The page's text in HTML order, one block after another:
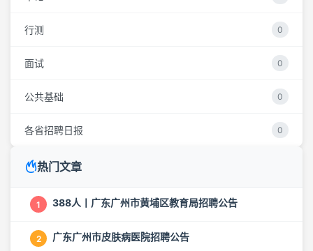
行测 0
面试 0
公共基础 0
各省招聘日报 0
热门文章
1 388人丨广东广州市黄埔区教育局招聘公告
2 广东广州市皮肤病医院招聘公告